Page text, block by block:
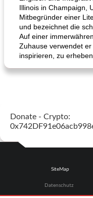
Illinois in Champaign,
Mitbegründer einer
und bezeichnet die
Auf einer
Zuhause verwendet
inspirieren, zu
Donate - Crypto:
SiteMap
Datenschutz